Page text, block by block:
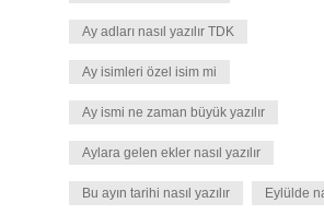
Ay adları nasıl yazılır TDK
Ay isimleri özel isim mi
Ay ismi ne zaman büyük yazılır
Aylara gelen ekler nasıl yazılır
Bu ayın tarihi nasıl yazılır Eylülde